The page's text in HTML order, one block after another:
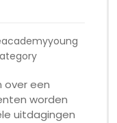
over een
worden
uitdagingen